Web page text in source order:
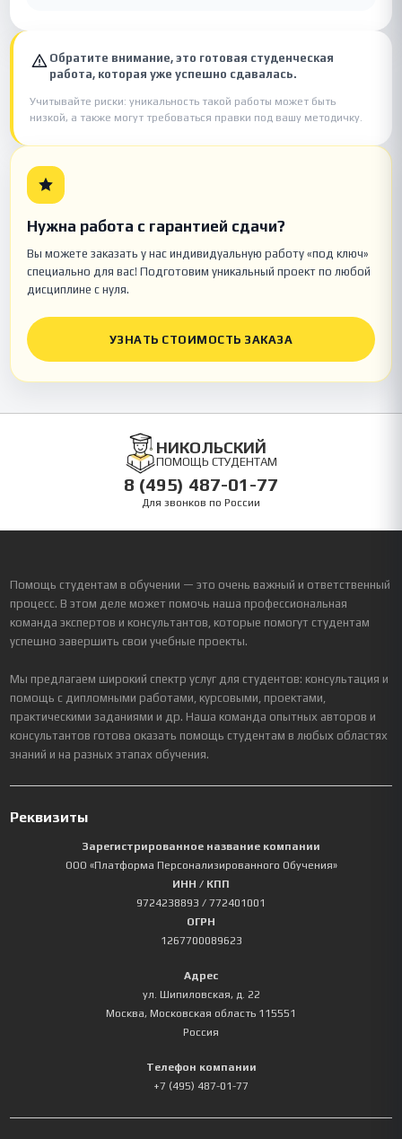
Обратите внимание, это готовая студенческая
работа, которая уже успешно сдавалась.
Учитывайте риски: уникальность такой работы может быть
низкой, а также могут требоваться правки под вашу методичку.
Нужна работа с гарантией сдачи?
Вы можете заказать у нас индивидуальную работу «под ключ»
специально для вас! Подготовим уникальный проект по любой
дисциплине с нуля.
УЗНАТЬ СТОИМОСТЬ ЗАКАЗА
НИКОЛЬСКИЙ
ПОМОЩЬ СТУДЕНТАМ
8 (495) 487-01-77
Для звонков по России
Помощь студентам в обучении — это очень важный и ответственный
процесс. В этом деле может помочь наша профессиональная
команда экспертов и консультантов, которые помогут студентам
успешно завершить свои учебные проекты.
Мы предлагаем широкий спектр услуг для студентов: консультация и
помощь с дипломными работами, курсовыми, проектами,
практическими заданиями и др. Наша команда опытных авторов и
консультантов готова оказать помощь студентам в любых областях
знаний и на разных этапах обучения.
Реквизиты
Зарегистрированное название компании
ООО «Платформа Персонализированного Обучения»
ИНН / КПП
9724238893 / 772401001
ОГРН
1267700089623
Адрес
ул. Шипиловская, д. 22
Москва, Московская область 115551
Россия
Телефон компании
+7 (495) 487-01-77